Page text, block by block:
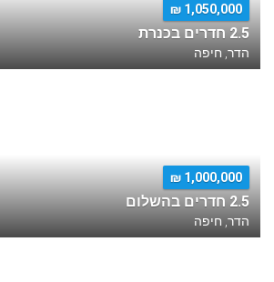
1,050,000 ₪
2.5 חדרים בכנרת
הדר, חיפה
1,000,000 ₪
2.5 חדרים בהשלום
הדר, חיפה